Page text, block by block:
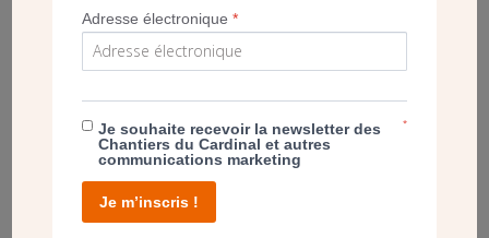
Adresse électronique*
Je souhaite recevoir la newsletter des
Chantiers du Cardinal et autres
communications marketing
*
Je m’inscris !